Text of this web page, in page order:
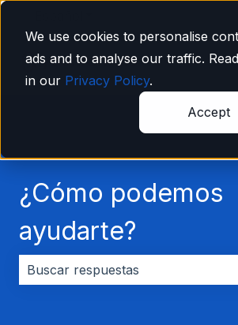
We use cookies to personalise
ads and to analyse our traffic.
in our Privacy Policy.
Accept
¿Cómo podemos
ayudarte?